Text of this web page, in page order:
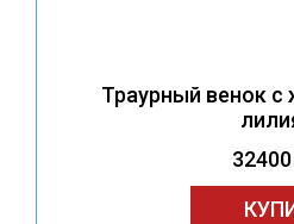
Траурный венок